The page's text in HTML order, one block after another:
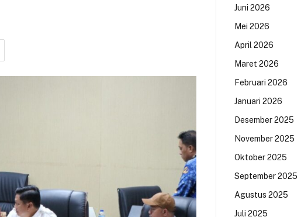
Juni 2026
Mei 2026
April 2026
Maret 2026
Februari 2026
Januari 2026
Desember 2025
November 2025
Oktober 2025
September 2025
Agustus 2025
Juli 2025